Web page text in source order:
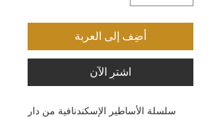
أضِف إلى العربة
اشترِ الآن
سلسلة الأساطير الإسكندنافية من دار